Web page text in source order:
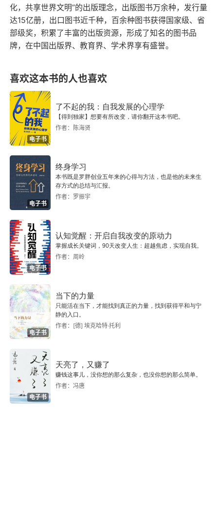
化，共享世界文明”的出版理念，出版图书万余种，发行量
达15亿册，出口图书近千种，百余种图书获得国家级、省
部级奖，积累了丰富的出版资源，形成了知名的图书品
牌，在中国出版界、教育界、学术界享有盛誉。
喜欢这本书的人也喜欢
电子书
了不起的我：自我发展的心理学
【得到独家】想要有所改变，请你翻开这本书吧。
作者：陈海贤
电子书
终身学习
本书既是罗胖创业五年来的心得与方法，也是他的未来生
存方式的总结与汇报。
作者：罗振宇
电子书
认知觉醒：开启自我改变的原动力
掌握成长关键词，90天改变人生：超越焦虑，实现自我。
作者：周岭
电子书
当下的力量
只能活在当下，才能找到真正的力量，找到获得平和与宁
静的入口。
作者：[德] 埃克哈特·托利
电子书
天亮了，又赚了
赚钱这事儿，没你想的那么复杂，也没你想的那么简单。
作者：冯唐